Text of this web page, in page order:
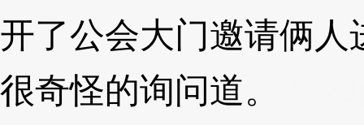
开了公会大门邀请俩
很奇怪的询问道。